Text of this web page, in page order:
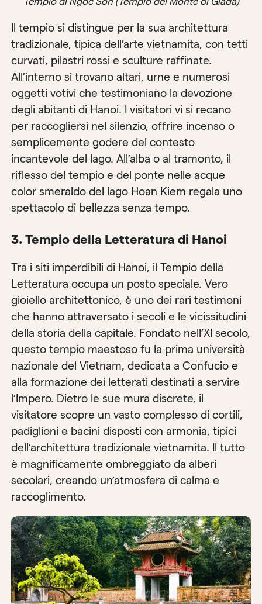
Il tempio si distingue per la sua architettura
tradizionale, tipica dell’arte vietnamita, con tetti
curvati, pilastri rossi e sculture raffinate.
All’interno si trovano altari, urne e numerosi
oggetti votivi che testimoniano la devozione
degli abitanti di Hanoi. I visitatori vi si recano
per raccogliersi nel silenzio, offrire incenso o
semplicemente godere del contesto
incantevole del lago. All’alba o al tramonto, il
riflesso del tempio e del ponte nelle acque
color smeraldo del lago Hoan Kiem regala uno
spettacolo di bellezza senza tempo.
3. Tempio della Letteratura di Hanoi
Tra i siti imperdibili di Hanoi, il Tempio della
Letteratura occupa un posto speciale. Vero
gioiello architettonico, è uno dei rari testimoni
che hanno attraversato i secoli e le vicissitudini
della storia della capitale. Fondato nell’XI secolo,
questo tempio maestoso fu la prima università
nazionale del Vietnam, dedicata a Confucio e
alla formazione dei letterati destinati a servire
l’Impero. Dietro le sue mura discrete, il
visitatore scopre un vasto complesso di cortili,
padiglioni e bacini disposti con armonia, tipici
dell’architettura tradizionale vietnamita. Il tutto
è magnificamente ombreggiato da alberi
secolari, creando un’atmosfera di calma e
raccoglimento.